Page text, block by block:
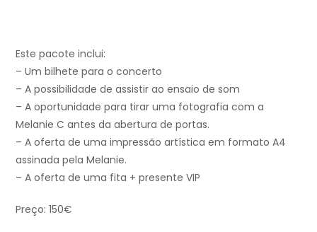
Este pacote inclui:
– Um bilhete para o concerto
– A possibilidade de assistir ao ensaio de som
– A oportunidade para tirar uma fotografia com a
Melanie C antes da abertura de portas.
– A oferta de uma impressão artística em formato A4
assinada pela Melanie.
– A oferta de uma fita + presente VIP
Preço: 150€